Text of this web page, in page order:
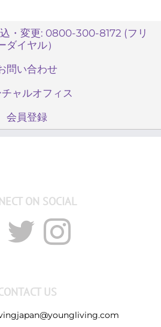
（コ
・変更: 0800-300-8172 (フリ
ダイヤル）
問い合わせ
ャルオフィス
会員登録
ON SOCIAL
US